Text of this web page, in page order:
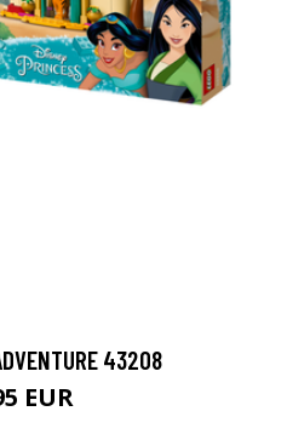
43208
EUR